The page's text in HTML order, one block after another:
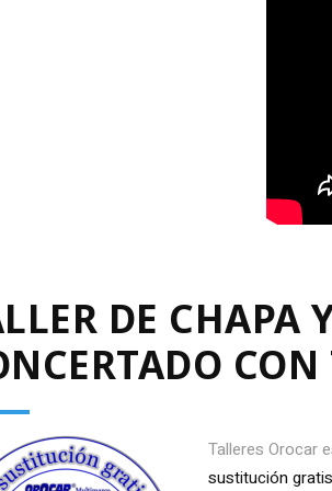
DE CHAPA
CON
Talleres Orocar
sustitución